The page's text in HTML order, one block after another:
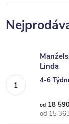
Linda
4-6
od 18
od 15